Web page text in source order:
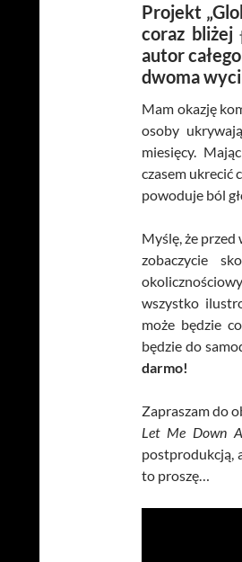
Projekt
coraz bliżej
autor
dwoma
Mam okazję
osoby
miesięcy.
czasem ukrecić
powoduje ból
Myślę, że przed
zobaczycie
wszystko
może będzie
będzie do
darmo!
Zapraszam do
Let Me Down
postprodukcją,
to proszę…